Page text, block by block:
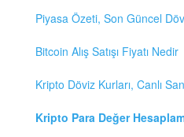
Piyasa Özeti, Son Güncel
Bitcoin Alış Satışı Fiyatı Nedir
Kripto Döviz Kurları, Canlı
Kripto Para Değer